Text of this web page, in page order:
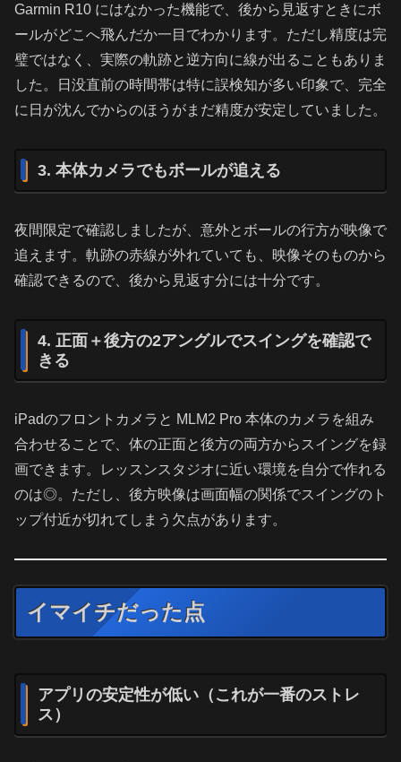
Garmin R10 にはなかった機能で、後から見返すときにボ
ールがどこへ飛んだか一目でわかります。ただし精度は完
璧ではなく、実際の軌跡と逆方向に線が出ることもありま
した。日没直前の時間帯は特に誤検知が多い印象で、完全
に日が沈んでからのほうがまだ精度が安定していました。
3. 本体カメラでもボールが追える
夜間限定で確認しましたが、意外とボールの行方が映像で
追えます。軌跡の赤線が外れていても、映像そのものから
確認できるので、後から見返す分には十分です。
4. 正面＋後方の2アングルでスイングを確認で
きる
iPadのフロントカメラと MLM2 Pro 本体のカメラを組み
合わせることで、体の正面と後方の両方からスイングを録
画できます。レッスンスタジオに近い環境を自分で作れる
のは◎。ただし、後方映像は画面幅の関係でスイングのト
ップ付近が切れてしまう欠点があります。
イマイチだった点
アプリの安定性が低い（これが一番のストレ
ス）